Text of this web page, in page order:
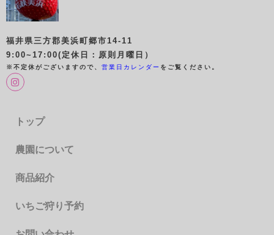
福井県三方郡美浜町郷市14-11
9:00~17:00(定休日：原則月曜日）
※不定休がございますので、 営業日カレンダー をご覧ください。
トップ
農園について
商品紹介
いちご狩り予約